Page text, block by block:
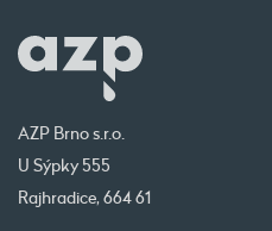
AZP Brno s.r.o.
U Sýpky 555
Rajhradice, 664 61